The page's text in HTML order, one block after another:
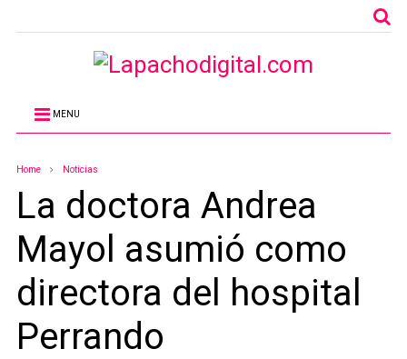
MENU
Home Noticias
La doctora Andrea
Mayol asumió como
directora del hospital
Perrando